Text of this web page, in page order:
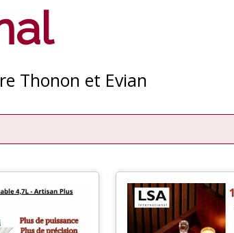
Thonon et Evian